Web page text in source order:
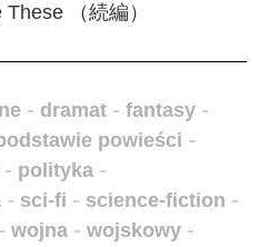
（続編）
- dramat - fantasy -
powieści -
- polityka -
- sci-fi - science-fiction -
- wojna - wojskowy -